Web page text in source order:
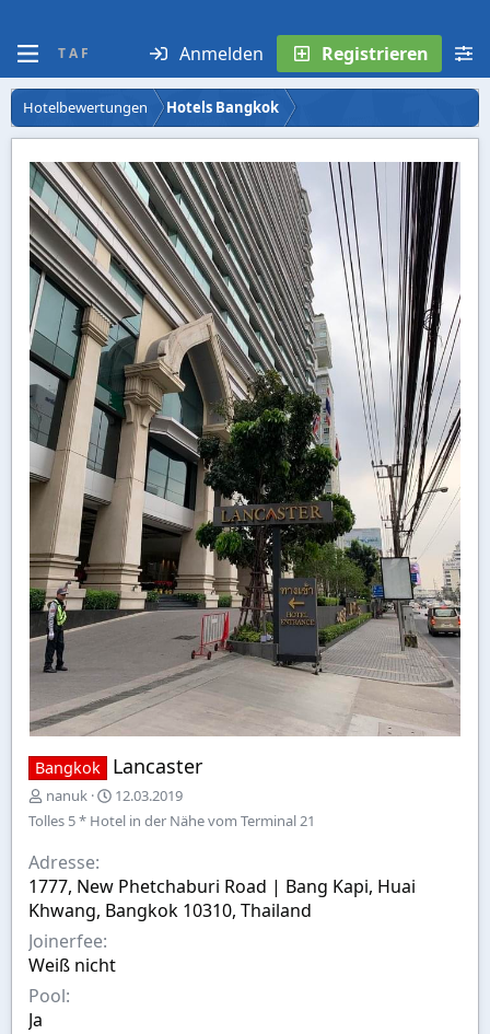
T A F Anmelden Registrieren
Hotelbewertungen Hotels Bangkok
Bangkok Lancaster
E
r
t
e
l
l
t
v
o
n
nanuk
A
u
h
l
12.03.2019
Tolles 5 * Hotel in der Nähe vom Terminal 21
Adresse
1777, New Phetchaburi Road | Bang Kapi, Huai
Khwang, Bangkok 10310, Thailand
Joinerfee
Weiß nicht
Pool
Ja